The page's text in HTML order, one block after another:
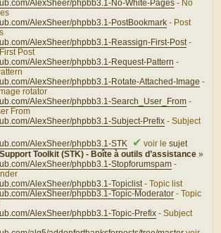
AlexSheer/phpbb3.1-No-White-Pages - No
AlexSheer/phpbb3.1-PostBookmark - Post
AlexSheer/phpbb3.1-Reassign-First-Post -
Post
AlexSheer/phpbb3.1-Request-Pattern -
AlexSheer/phpbb3.1-Rotate-Attached-Image -
rotator
AlexSheer/phpbb3.1-Search_User_From -
From
AlexSheer/phpbb3.1-Subject-Prefix - Subject
AlexSheer/phpbb3.1-STK
✔ voir lesujet
Toolkit (STK) - Boîte à outils d’assistance»
AlexSheer/phpbb3.1-Stopforumspam -
AlexSheer/phpbb3.1-Topiclist - Topic list
AlexSheer/phpbb3.1-Topic-Moderator - Topic
AlexSheer/phpbb3.1-Topic-Prefix - Subject